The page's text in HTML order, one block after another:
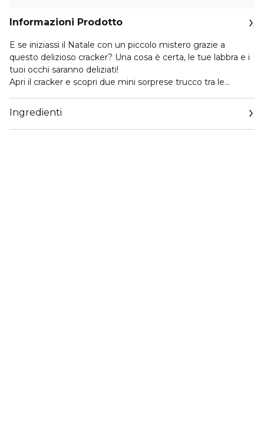
Informazioni Prodotto
E se iniziassi il Natale con un piccolo mistero grazie a
questo delizioso cracker? Una cosa è certa, le tue labbra e i
tuoi occhi saranno deliziati!
Apri il cracker e scopri due mini sorprese trucco tra le
Mascara My Mini Curvylash - 01 Black Adventure (5 ml) +
My Beautifying Balm - 01 Pink Reveal (3,5 g)
Mascara My Mini Curvylash - 01 Black Adventure (5 ml) +
Ingredienti